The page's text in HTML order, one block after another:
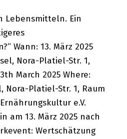
Lebensmitteln. Ein
Wann: 13. März 2025
Nora-Platiel-Str. 1,
March 2025 Where:
Nora-Platiel-Str. 1, Raum
e.V.
am 13. März 2025 nach
Wertschätzung